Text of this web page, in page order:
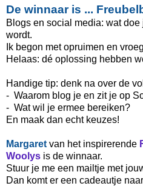
De winnaar is ...
Blogs en social media: wat doe
wordt.
Ik begon met opruimen en vroeg
Helaas: dé oplossing hebben
Handige tip: denk na over de
- Waarom blog je en zit je op
- Wat wil je ermee bereiken?
En maak dan echt keuzes!
Margaret van het inspirerende
Woolys is de winnaar.
Stuur je me een mailtje met
Dan komt er een cadeautje